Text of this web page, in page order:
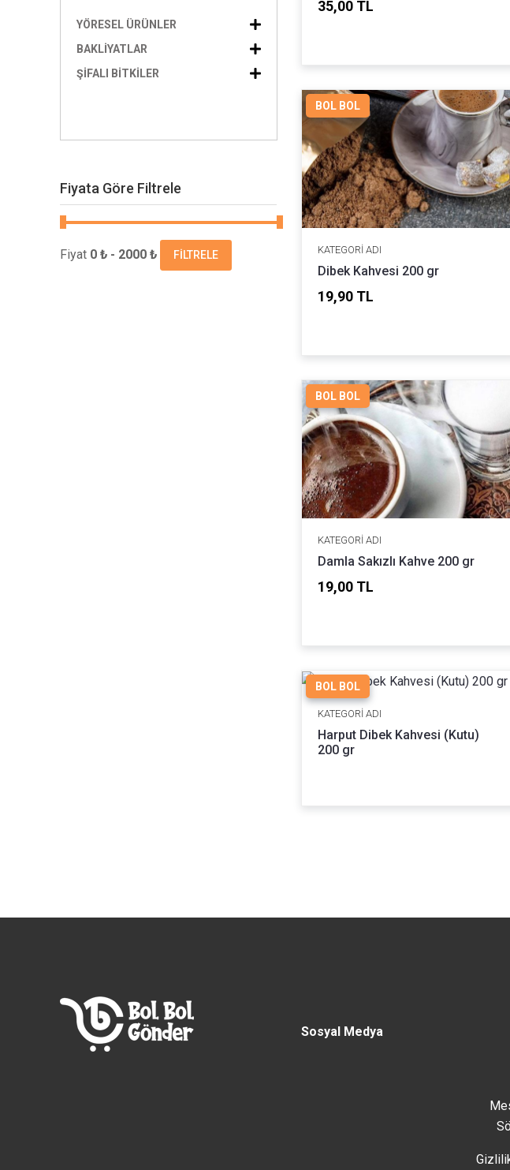
35,00 TL
BOL BOL
KATEGORI ADI
Dibek Kahvesi 200 gr
19,90 TL
BOL BOL
KATEGORI ADI
Damla Sakızlı Kahve 200 gr
19,00 TL
BOL BOL
KATEGORI ADI
Harput Dibek Kahvesi (Kutu)
200 gr
YÖRESEL ÜRÜNLER
BAKLIYATLAR
ŞIFALI BITKILER
Fiyata Göre Filtrele
Fiyat 0 ₺ - 2000 ₺ FILTRELE
Sosyal Medya